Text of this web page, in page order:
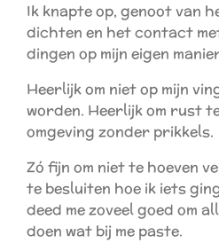
Ik knapte op, genoot van
dichten en het contact
dingen op mijn eigen
Heerlijk om niet op mijn
worden. Heerlijk om rust
omgeving zonder prikkels.
Zó fijn om niet te hoeven
te besluiten hoe ik iets
deed me zoveel goed om
doen wat bij me paste.